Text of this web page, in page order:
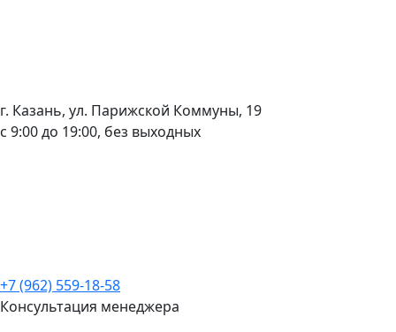
г. Казань, ул. Парижской Коммуны, 19
с 9:00 до 19:00, без выходных
+7 (962) 559-18-58
Консультация менеджера